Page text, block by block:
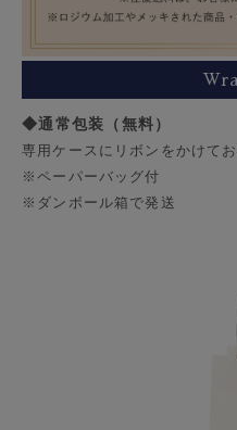
◆通常包装（無料）
専用ケースにリボンをかけてお
※ペーパーバッグ付
※ダンボール箱で発送